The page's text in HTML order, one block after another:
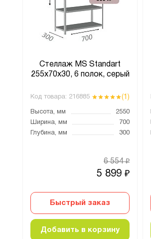
Стеллаж MS Standart
255х70х30, 6 полок, серый
Код товара: 216885 (1)
Высота, мм
2550
Ширина, мм
700
Глубина, мм
300
5 899 ₽
6 554₽
Быстрый заказ
Добавить в корзину